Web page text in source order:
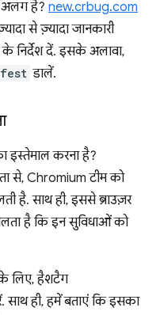
अलग है? new.crbug.com
से ज़्यादा जानकारी
के निर्देश दें. इसके अलावा,
डालें.
इस्तेमाल करना है?
से, Chromium टीम को
है. साथ ही, इससे ब्राउज़र
है कि इन सुविधाओं को
लिए, हैशटैग
साथ ही, हमें बताएं कि इसका